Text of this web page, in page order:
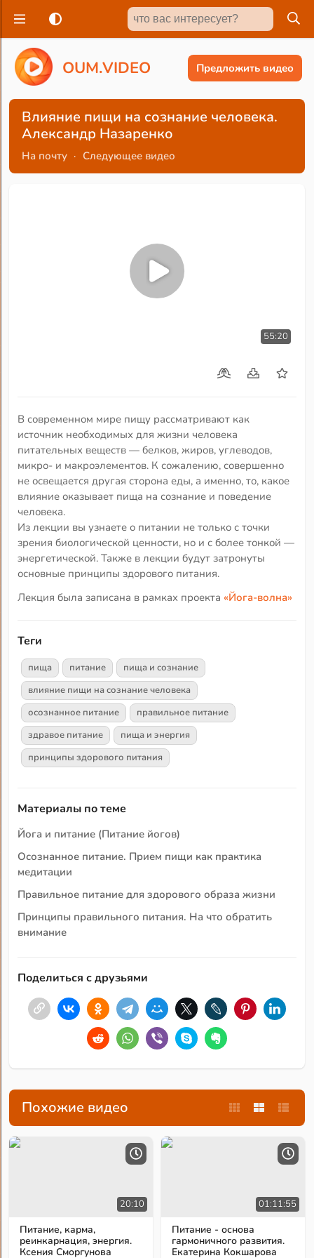
OUM.VIDEO Предложить видео
Влияние пищи на сознание человека.
Александр Назаренко
На почту · Следующее видео
55:20
В современном мире пищу рассматривают как
источник необходимых для жизни человека
питательных веществ — белков, жиров, углеводов,
микро- и макроэлементов. К сожалению, совершенно
не освещается другая сторона еды, а именно, то, какое
влияние оказывает пища на сознание и поведение
человека.
Из лекции вы узнаете о питании не только с точки
зрения биологической ценности, но и с более тонкой —
энергетической. Также в лекции будут затронуты
основные принципы здорового питания.
Лекция была записана в рамках проекта «Йога-волна»
Теги
пища питание
пища и сознание
влияние пищи на сознание человека
осознанное питание
правильное питание
здравое питание
пища и энергия
принципы здорового питания
Материалы по теме
Йога и питание (Питание йогов)
Осознанное питание. Прием пищи как практика
медитации
Правильное питание для здорового образа жизни
Принципы правильного питания. На что обратить
внимание
Поделиться с друзьями
Похожие видео
20:10
Питание, карма,
реинкарнация, энергия.
Ксения Сморгунова
01:11:55
Питание - основа
гармоничного развития.
Екатерина Кокшарова